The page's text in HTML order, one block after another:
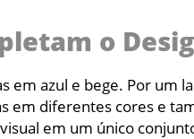
o
em azul e bege. Por um
em diferentes cores e
em um único